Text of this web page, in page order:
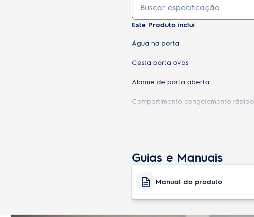
Este Produto inclui
Água na porta
Cesta porta ovos
Alarme de porta aberta
Compartimento congelamento rápido
Fábrica de gelo automática
Gelo na porta
Pés niveladores
Guias e Manuais
Manual do produto